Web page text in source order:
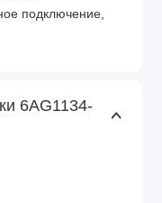
подключение,
6AG1134-